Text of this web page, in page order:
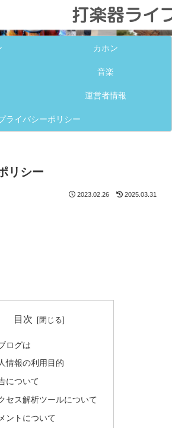
カホン
音楽
運営者情報
ライバシーポリシー
リシー
2023.02.26 2025.03.31
目次
ログは
情報の利用目的
について
セス解析ツールについて
ントについて